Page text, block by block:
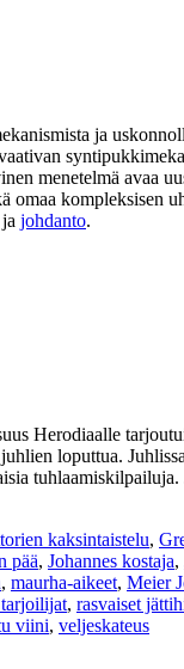
ja
menetelmä avaa
omaa kompleksisen
ja johdanto.
Herodiaalle
loputtua.
kaksintaistelu,
pää, Johannes kostaja,
, maurha-aikeet, Meier
, rasvaiset
viini, veljeskateus